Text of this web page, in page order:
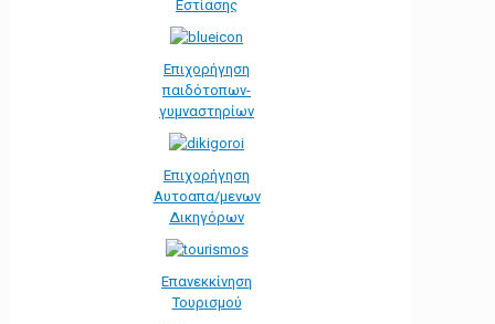
Εστίασης
Επιχορήγηση
παιδότοπων-
γυμναστηρίων
Επιχορήγηση
Αυτοαπα/μενων
Δικηγόρων
Επανεκκίνηση
Τουρισμού